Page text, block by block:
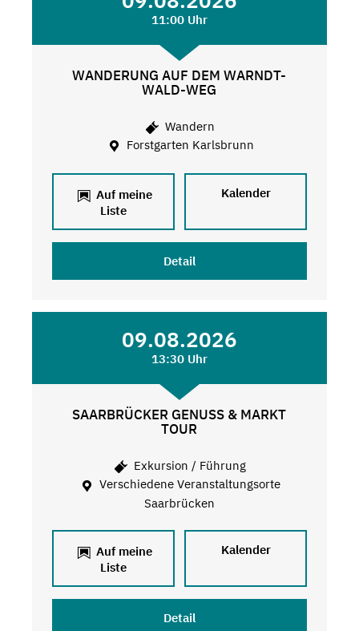
11:00 Uhr
WANDERUNG AUF DEM WARNDT-
WALD-WEG
Wandern
Forstgarten Karlsbrunn
Auf meine
Liste
Kalender
Detail
09.08.2026
13:30 Uhr
SAARBRÜCKER GENUSS & MARKT
TOUR
Exkursion / Führung
Verschiedene Veranstaltungsorte
Saarbrücken
Auf meine
Liste
Kalender
Detail